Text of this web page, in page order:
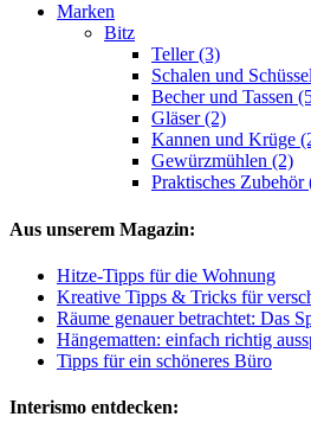
Marken
Bitz
Teller (3)
Schalen und
Becher und Tassen
Gläser (2)
Kannen und Krüge
Gewürzmühlen (2)
Praktisches Zubehör
Aus unserem Magazin:
Hitze-Tipps für die Wohnung
Kreative Tipps & Tricks für
Räume genauer betrachtet: Das
Hängematten: einfach richtig
Tipps für ein schöneres Büro
Interismo entdecken: